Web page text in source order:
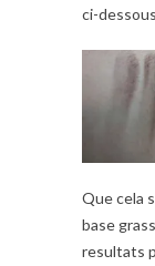
ci-
Que cela
base
resultats